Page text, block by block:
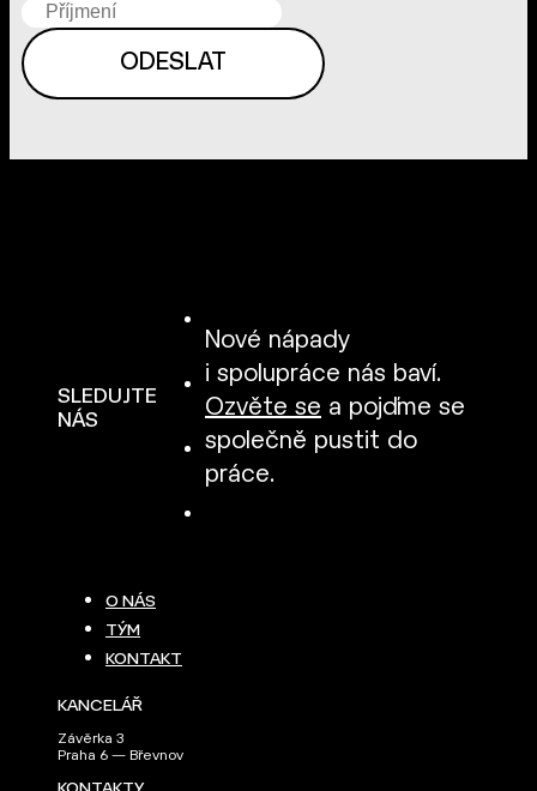
SLEDUJTE
NÁS
Nové nápady
i spolupráce nás baví.
Ozvěte se a pojďme se
společně pustit do
práce.
O NÁS
TÝM
KONTAKT
KANCELÁŘ
Závěrka 3
Praha 6 — Břevnov